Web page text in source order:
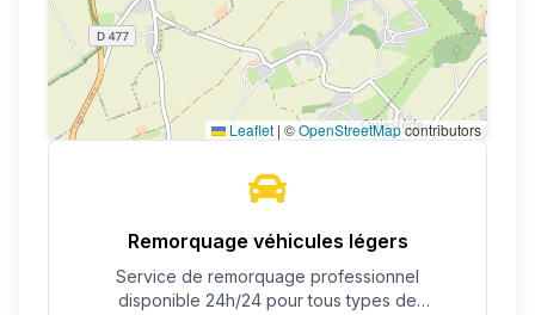
Leaflet | ©OpenStreetMapcontributors
Remorquage véhicules légers
Service de remorquage professionnel
disponible 24h/24 pour tous types de